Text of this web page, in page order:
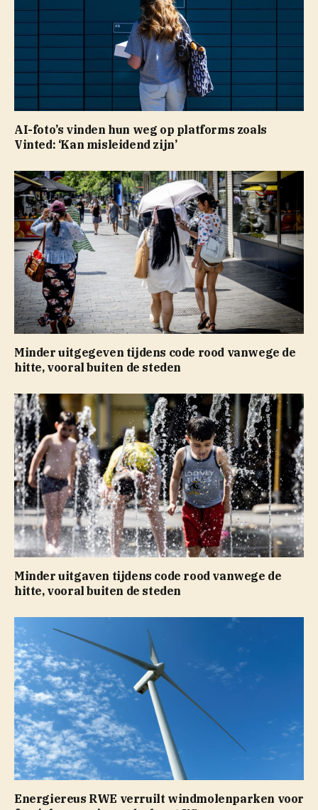
AI-foto’s vinden hun weg op platforms zoals
Vinted: ‘Kan misleidend zijn’
Minder uitgegeven tijdens code rood vanwege de
hitte, vooral buiten de steden
Minder uitgaven tijdens code rood vanwege de
hitte, vooral buiten de steden
Energiereus RWE verruilt windmolenparken voor